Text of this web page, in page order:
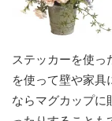
ステッカーを使っ
を使って壁や家具
ならマグカップに